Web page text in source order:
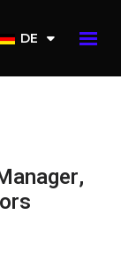
DE